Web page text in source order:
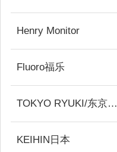
Henry Monitor
Fluoro福乐
TOKYO RYUKI/东京流机
KEIHIN日本